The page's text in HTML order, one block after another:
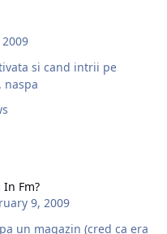
si cand intrii pe
naspa
Fm?
9, 2009
un magazin (cred ca era